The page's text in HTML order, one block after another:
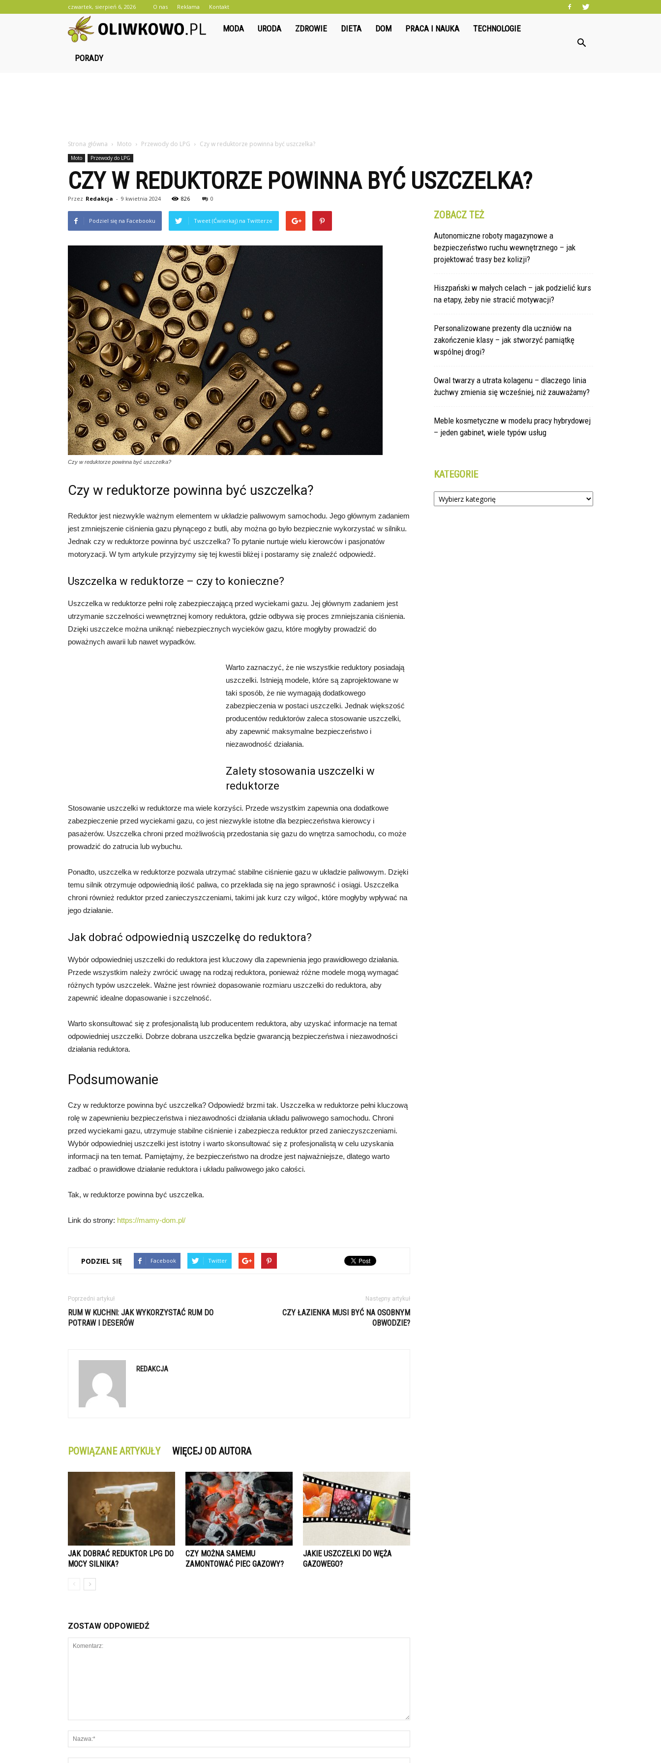
czwartek, sierpień 6, 2026 O nas Reklama Kontakt
Oliwkowo.pl
MODA URODA ZDROWIE DIETA DOM PRACA I NAUKA TECHNOLOGIE
PORADY
Strona główna Moto Przewody do LPG Czy w reduktorze powinna być uszczelka?
Moto Przewody do LPG
CZY W REDUKTORZE POWINNA BYĆ USZCZELKA?
Przez Redakcja - 9 kwietnia 2024 826 0
Podziel się na Facebooku Tweet (Ćwierkaj) na Twitterze
Czy w reduktorze powinna być uszczelka?
Czy w reduktorze powinna być uszczelka?
Reduktor jest niezwykle ważnym elementem w układzie paliwowym samochodu. Jego głównym zadaniem
jest zmniejszenie ciśnienia gazu płynącego z butli, aby można go było bezpiecznie wykorzystać w silniku.
Jednak czy w reduktorze powinna być uszczelka? To pytanie nurtuje wielu kierowców i pasjonatów
motoryzacji. W tym artykule przyjrzymy się tej kwestii bliżej i postaramy się znaleźć odpowiedź.
Uszczelka w reduktorze – czy to konieczne?
Uszczelka w reduktorze pełni rolę zabezpieczającą przed wyciekami gazu. Jej głównym zadaniem jest
utrzymanie szczelności wewnętrznej komory reduktora, gdzie odbywa się proces zmniejszania ciśnienia.
Dzięki uszczelce można uniknąć niebezpiecznych wycieków gazu, które mogłyby prowadzić do
poważnych awarii lub nawet wypadków.
Warto zaznaczyć, że nie wszystkie reduktory posiadają
uszczelki. Istnieją modele, które są zaprojektowane w
taki sposób, że nie wymagają dodatkowego
zabezpieczenia w postaci uszczelki. Jednak większość
producentów reduktorów zaleca stosowanie uszczelki,
aby zapewnić maksymalne bezpieczeństwo i
niezawodność działania.
Zalety stosowania uszczelki w
reduktorze
Stosowanie uszczelki w reduktorze ma wiele korzyści. Przede wszystkim zapewnia ona dodatkowe
zabezpieczenie przed wyciekami gazu, co jest niezwykle istotne dla bezpieczeństwa kierowcy i
pasażerów. Uszczelka chroni przed możliwością przedostania się gazu do wnętrza samochodu, co może
prowadzić do zatrucia lub wybuchu.
Ponadto, uszczelka w reduktorze pozwala utrzymać stabilne ciśnienie gazu w układzie paliwowym. Dzięki
temu silnik otrzymuje odpowiednią ilość paliwa, co przekłada się na jego sprawność i osiągi. Uszczelka
chroni również reduktor przed zanieczyszczeniami, takimi jak kurz czy wilgoć, które mogłyby wpływać na
jego działanie.
Jak dobrać odpowiednią uszczelkę do reduktora?
Wybór odpowiedniej uszczelki do reduktora jest kluczowy dla zapewnienia jego prawidłowego działania.
Przede wszystkim należy zwrócić uwagę na rodzaj reduktora, ponieważ różne modele mogą wymagać
różnych typów uszczelek. Ważne jest również dopasowanie rozmiaru uszczelki do reduktora, aby
zapewnić idealne dopasowanie i szczelność.
Warto skonsultować się z profesjonalistą lub producentem reduktora, aby uzyskać informacje na temat
odpowiedniej uszczelki. Dobrze dobrana uszczelka będzie gwarancją bezpieczeństwa i niezawodności
działania reduktora.
Podsumowanie
Czy w reduktorze powinna być uszczelka? Odpowiedź brzmi tak. Uszczelka w reduktorze pełni kluczową
rolę w zapewnieniu bezpieczeństwa i niezawodności działania układu paliwowego samochodu. Chroni
przed wyciekami gazu, utrzymuje stabilne ciśnienie i zabezpiecza reduktor przed zanieczyszczeniami.
Wybór odpowiedniej uszczelki jest istotny i warto skonsultować się z profesjonalistą w celu uzyskania
informacji na ten temat. Pamiętajmy, że bezpieczeństwo na drodze jest najważniejsze, dlatego warto
zadbać o prawidłowe działanie reduktora i układu paliwowego jako całości.
Tak, w reduktorze powinna być uszczelka.
Link do strony: https://mamy-dom.pl/
PODZIEL SIĘ Facebook Twitter
Poprzedni artykuł
RUM W KUCHNI: JAK WYKORZYSTAĆ RUM DO
POTRAW I DESERÓW
Następny artykuł
CZY ŁAZIENKA MUSI BYĆ NA OSOBNYM
OBWODZIE?
REDAKCJA
POWIĄZANE ARTYKUŁY WIĘCEJ OD AUTORA
JAK DOBRAĆ REDUKTOR LPG DO
MOCY SILNIKA?
CZY MOŻNA SAMEMU
ZAMONTOWAĆ PIEC GAZOWY?
JAKIE USZCZELKI DO WĘŻA
GAZOWEGO?
ZOSTAW ODPOWIEDŹ
ZOBACZ TEŻ
Autonomiczne roboty magazynowe a
bezpieczeństwo ruchu wewnętrznego – jak
projektować trasy bez kolizji?
Hiszpański w małych celach – jak podzielić kurs
na etapy, żeby nie stracić motywacji?
Personalizowane prezenty dla uczniów na
zakończenie klasy – jak stworzyć pamiątkę
wspólnej drogi?
Owal twarzy a utrata kolagenu – dlaczego linia
żuchwy zmienia się wcześniej, niż zauważamy?
Meble kosmetyczne w modelu pracy hybrydowej
– jeden gabinet, wiele typów usług
KATEGORIE
Kategorie